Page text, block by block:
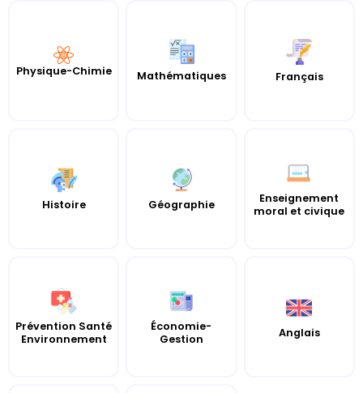
Physique-Chimie Mathématiques Français
Histoire Géographie
Enseignement
moral et civique
Prévention Santé
Environnement
Économie-
Gestion
Anglais